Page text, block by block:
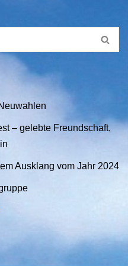
– gelebte Freundschaft,
Ausklang vom Jahr 2024